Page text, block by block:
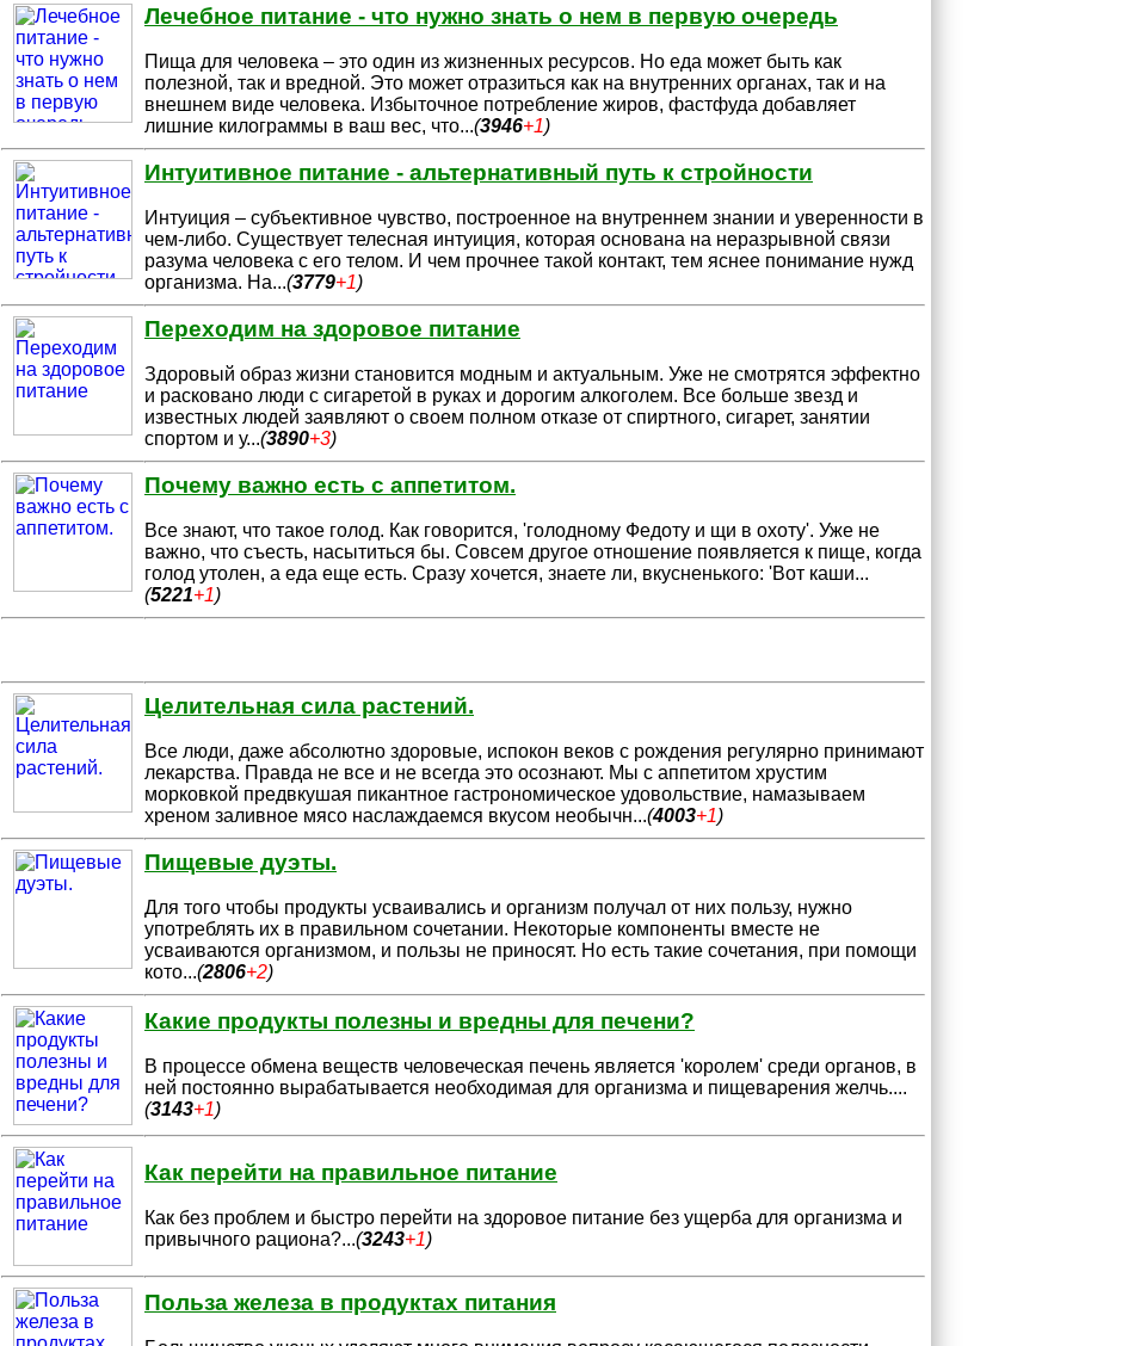
Лечебное питание - что нужно знать о нем в первую очередь
Пища для человека – это один из жизненных ресурсов. Но еда может быть как
полезной, так и вредной. Это может отразиться как на внутренних органах, так и на
внешнем виде человека. Избыточное потребление жиров, фастфуда добавляет
лишние килограммы в ваш вес, что...(3946+1)
Интуитивное питание - альтернативный путь к стройности
Интуиция – субъективное чувство, построенное на внутреннем знании и уверенности в
чем-либо. Существует телесная интуиция, которая основана на неразрывной связи
разума человека с его телом. И чем прочнее такой контакт, тем яснее понимание нужд
организма. На...(3779+1)
Переходим на здоровое питание
Здоровый образ жизни становится модным и актуальным. Уже не смотрятся эффектно
и расковано люди с сигаретой в руках и дорогим алкоголем. Все больше звезд и
известных людей заявляют о своем полном отказе от спиртного, сигарет, занятии
спортом и у...(3890+3)
Почему важно есть с аппетитом.
Все знают, что такое голод. Как говорится, 'голодному Федоту и щи в охоту'. Уже не
важно, что съесть, насытиться бы. Совсем другое отношение появляется к пище, когда
голод утолен, а еда еще есть. Сразу хочется, знаете ли, вкусненького: 'Вот каши...
(5221+1)
Целительная сила растений.
Все люди, даже абсолютно здоровые, испокон веков с рождения регулярно принимают
лекарства. Правда не все и не всегда это осознают. Мы с аппетитом хрустим
морковкой предвкушая пикантное гастрономическое удовольствие, намазываем
хреном заливное мясо наслаждаемся вкусом необычн...(4003+1)
Пищевые дуэты.
Для того чтобы продукты усваивались и организм получал от них пользу, нужно
употреблять их в правильном сочетании. Некоторые компоненты вместе не
усваиваются организмом, и пользы не приносят. Но есть такие сочетания, при помощи
кото...(2806+2)
Какие продукты полезны и вредны для печени?
В процессе обмена веществ человеческая печень является 'королем' среди органов, в
ней постоянно вырабатывается необходимая для организма и пищеварения желчь....
(3143+1)
Как перейти на правильное питание
Как без проблем и быстро перейти на здоровое питание без ущерба для организма и
привычного рациона?...(3243+1)
Польза железа в продуктах питания